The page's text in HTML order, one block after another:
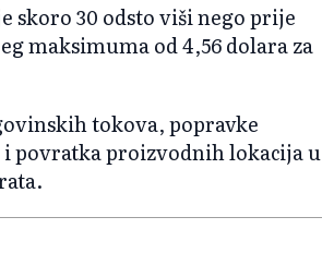
skoro 30 odsto viši nego prije
maksimuma od 4,56 dolara za
tokova, popravke
povratka proizvodnih lokacija u